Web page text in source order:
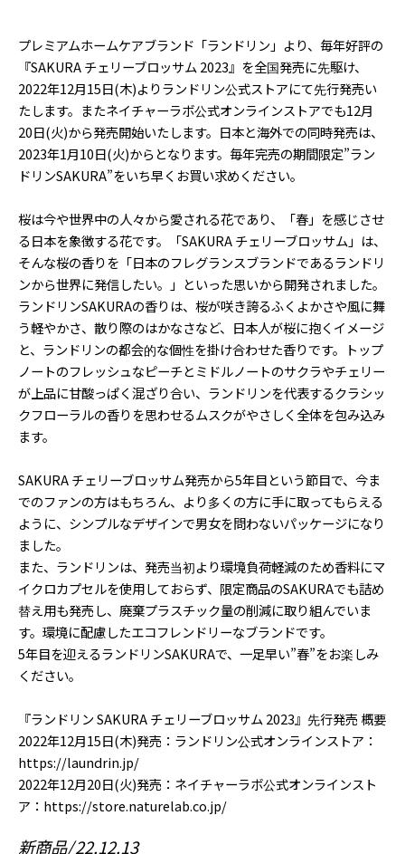
プレミアムホームケアブランド「ランドリン」より、毎年好評の
『SAKURA チェリーブロッサム 2023』を全国発売に先駆け、
2022年12月15日(木)よりランドリン公式ストアにて先行発売い
たします。またネイチャーラボ公式オンラインストアでも12月
20日(火)から発売開始いたします。日本と海外での同時発売は、
2023年1月10日(火)からとなります。毎年完売の期間限定”ラン
ドリンSAKURA”をいち早くお買い求めください。
桜は今や世界中の人々から愛される花であり、「春」を感じさせ
る日本を象徴する花です。「SAKURA チェリーブロッサム」は、
そんな桜の香りを「日本のフレグランスブランドであるランドリ
ンから世界に発信したい。」といった思いから開発されました。
ランドリンSAKURAの香りは、桜が咲き誇るふくよかさや風に舞
う軽やかさ、散り際のはかなさなど、日本人が桜に抱くイメージ
と、ランドリンの都会的な個性を掛け合わせた香りです。トップ
ノートのフレッシュなピーチとミドルノートのサクラやチェリー
が上品に甘酸っぱく混ざり合い、ランドリンを代表するクラシッ
クフローラルの香りを思わせるムスクがやさしく全体を包み込み
ます。
SAKURA チェリーブロッサム発売から5年目という節目で、今ま
でのファンの方はもちろん、より多くの方に手に取ってもらえる
ように、シンプルなデザインで男女を問わないパッケージになり
ました。
また、ランドリンは、発売当初より環境負荷軽減のため香料にマ
イクロカプセルを使用しておらず、限定商品のSAKURAでも詰め
替え用も発売し、廃棄プラスチック量の削減に取り組んでいま
す。環境に配慮したエコフレンドリーなブランドです。
5年目を迎えるランドリンSAKURAで、一足早い”春”をお楽しみ
ください。
『ランドリン SAKURA チェリーブロッサム 2023』先行発売 概要
2022年12月15日(木)発売：ランドリン公式オンラインストア：
https://laundrin.jp/
2022年12月20日(火)発売：ネイチャーラボ公式オンラインスト
ア：https://store.naturelab.co.jp/
新商品 22.12.13